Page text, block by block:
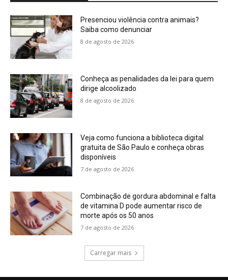
Presenciou violência contra animais?
Saiba como denunciar
8 de agosto de 2026
Conheça as penalidades da lei para quem
dirige alcoolizado
8 de agosto de 2026
Veja como funciona a biblioteca digital
gratuita de São Paulo e conheça obras
disponíveis
7 de agosto de 2026
Combinação de gordura abdominal e falta
de vitamina D pode aumentar risco de
morte após os 50 anos
7 de agosto de 2026
Carregar mais